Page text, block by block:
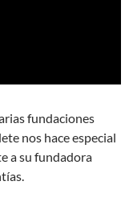
fundaciones
nos hace especial
a su fundadora